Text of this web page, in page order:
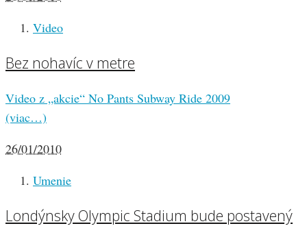
Video
Bez nohavíc v metre
Video z „akcie“ No Pants Subway Ride 2009
(viac…)
26/01/2010
Umenie
Londýnsky Olympic Stadium bude postavený